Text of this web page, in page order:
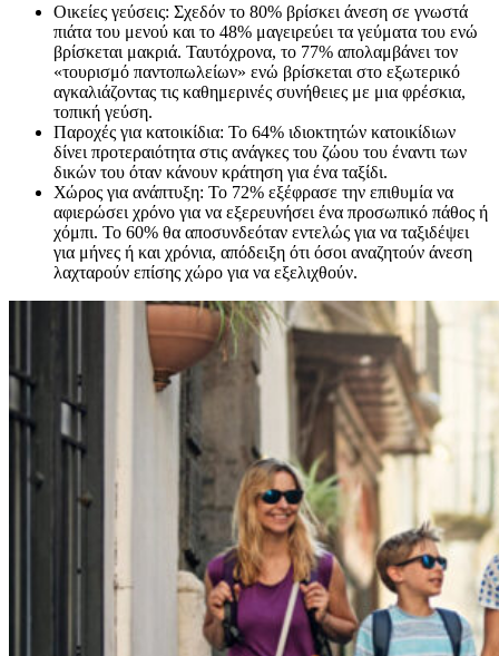
Οικείες γεύσεις: Σχεδόν το 80% βρίσκει άνεση σε γνωστά
πιάτα του μενού και το 48% μαγειρεύει τα γεύματα του ενώ
βρίσκεται μακριά. Ταυτόχρονα, το 77% απολαμβάνει τον
«τουρισμό παντοπωλείων» ενώ βρίσκεται στο εξωτερικό
αγκαλιάζοντας τις καθημερινές συνήθειες με μια φρέσκια,
τοπική γεύση.
Παροχές για κατοικίδια: Το 64% ιδιοκτητών κατοικίδιων
δίνει προτεραιότητα στις ανάγκες του ζώου του έναντι των
δικών του όταν κάνουν κράτηση για ένα ταξίδι.
Χώρος για ανάπτυξη: Το 72% εξέφρασε την επιθυμία να
αφιερώσει χρόνο για να εξερευνήσει ένα προσωπικό πάθος ή
χόμπι. Το 60% θα αποσυνδεόταν εντελώς για να ταξιδέψει
για μήνες ή και χρόνια, απόδειξη ότι όσοι αναζητούν άνεση
λαχταρούν επίσης χώρο για να εξελιχθούν.